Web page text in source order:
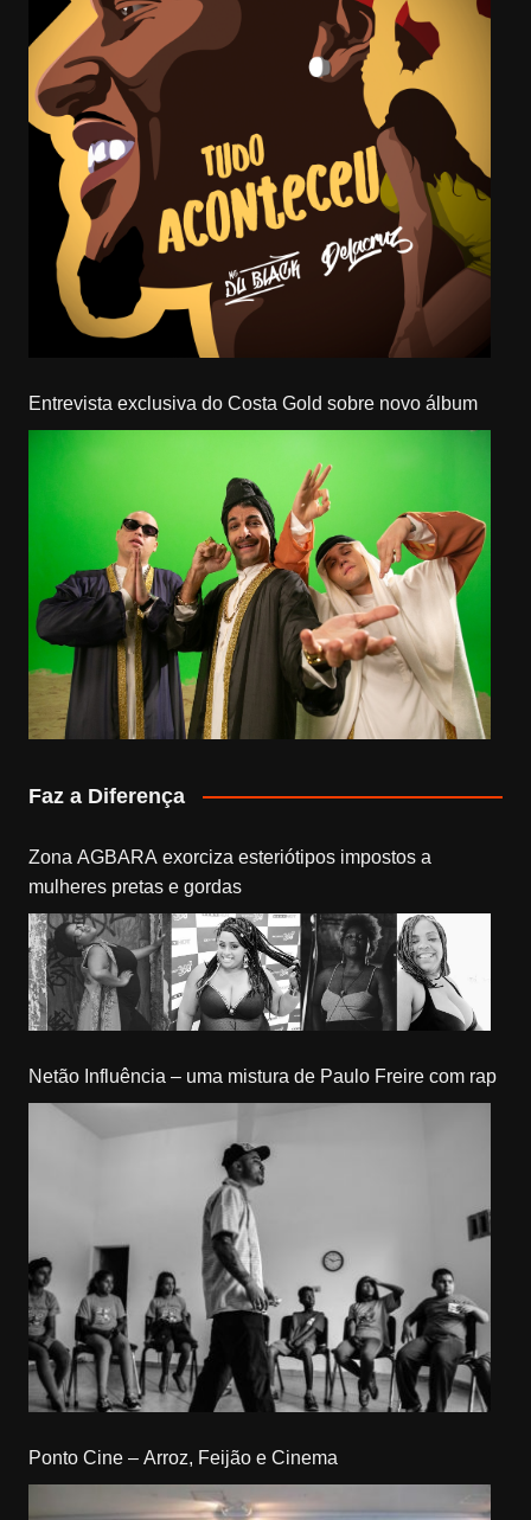
Entrevista exclusiva do Costa Gold sobre novo álbum
Faz a Diferença
Zona AGBARA exorciza esteriótipos impostos a
mulheres pretas e gordas
Netão Influência – uma mistura de Paulo Freire com rap
Ponto Cine – Arroz, Feijão e Cinema